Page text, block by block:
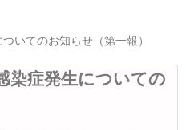
いてのお知らせ（第一報）
染症発生についての